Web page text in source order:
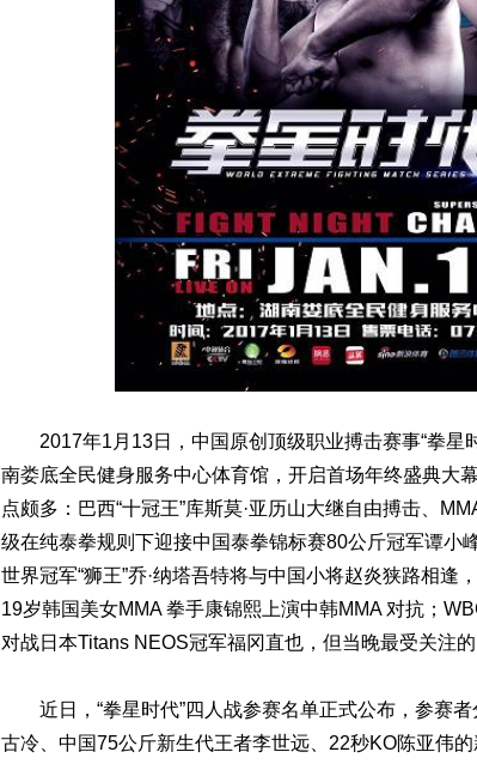
2017年1月13日，中国原创顶级职业搏击赛事“拳星
南娄底全民健身服务中心体育馆，开启首场年终盛典大
点颇多：巴西“十冠王”库斯莫·亚历山大继自由搏击、
级在纯泰拳规则下迎接中国泰拳锦标赛80公斤冠军谭小
世界冠军“狮王”乔·纳塔吾特将与中国小将赵炎狭路相逢
19岁韩国美女MMA 拳手康锦熙上演中韩MMA 对抗；
对战日本Titans NEOS冠军福冈直也，但当晚最受关注
近日，“拳星时代”四人战参赛名单正式公布，参赛者
古冷、中国75公斤新生代王者李世远、22秒KO陈亚伟